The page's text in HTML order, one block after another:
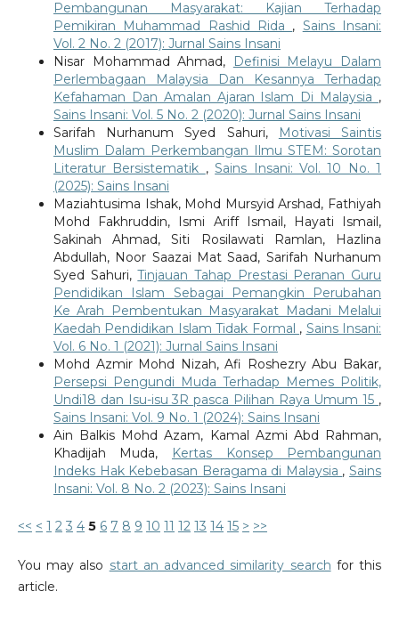
Pembangunan Masyarakat: Kajian Terhadap
Pemikiran Muhammad Rashid Rida , Sains Insani:
Vol. 2 No. 2 (2017): Jurnal Sains Insani
Nisar Mohammad Ahmad,
Definisi Melayu Dalam
Perlembagaan Malaysia Dan Kesannya Terhadap
Kefahaman Dan Amalan Ajaran Islam Di Malaysia ,
Sains Insani: Vol. 5 No. 2 (2020): Jurnal Sains Insani
Sarifah Nurhanum Syed Sahuri,
Motivasi Saintis
Muslim Dalam Perkembangan Ilmu STEM: Sorotan
Literatur Bersistematik ,Sains Insani: Vol. 10 No. 1
(2025): Sains Insani
Maziahtusima Ishak, Mohd Mursyid Arshad, Fathiyah
Mohd Fakhruddin, Ismi Ariff Ismail, Hayati Ismail,
Sakinah Ahmad, Siti Rosilawati Ramlan, Hazlina
Abdullah, Noor Saazai Mat Saad, Sarifah Nurhanum
Syed Sahuri,Tinjauan Tahap Prestasi Peranan Guru
Pendidikan Islam Sebagai Pemangkin Perubahan
Ke Arah Pembentukan Masyarakat Madani Melalui
Kaedah Pendidikan Islam Tidak Formal , Sains Insani:
Vol. 6 No. 1 (2021): Jurnal Sains Insani
Mohd Azmir Mohd Nizah, Afi Roshezry Abu Bakar,
Persepsi Pengundi Muda Terhadap Memes Politik,
Undi18 dan Isu-isu 3R pasca Pilihan Raya Umum 15 ,
Sains Insani: Vol. 9 No. 1 (2024): Sains Insani
Ain Balkis Mohd Azam, Kamal Azmi Abd Rahman,
Khadijah Muda,
Kertas Konsep Pembangunan
Indeks Hak Kebebasan Beragama di Malaysia ,Sains
Insani: Vol. 8 No. 2 (2023): Sains Insani
<< < 1 2 3 4 5 6 7 8 9 10 11 12 13 14 15 > >>
You may also start an advanced similarity search for this
article.